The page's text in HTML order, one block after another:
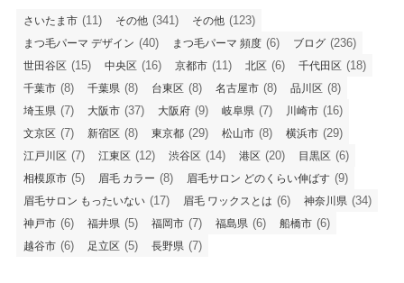
さいたま市 (11) その他 (341) その他 (123)
まつ毛パーマ デザイン (40) まつ毛パーマ 頻度 (6) ブログ (236)
世田谷区 (15) 中央区 (16) 京都市 (11) 北区 (6) 千代田区 (18)
千葉市 (8) 千葉県 (8) 台東区 (8) 名古屋市 (8) 品川区 (8)
埼玉県 (7) 大阪市 (37) 大阪府 (9) 岐阜県 (7) 川崎市 (16)
文京区 (7) 新宿区 (8) 東京都 (29) 松山市 (8) 横浜市 (29)
江戸川区 (7) 江東区 (12) 渋谷区 (14) 港区 (20) 目黒区 (6)
相模原市 (5) 眉毛 カラー (8) 眉毛サロン どのくらい伸ばす (9)
眉毛サロン もったいない (17) 眉毛 ワックスとは (6) 神奈川県 (34)
神戸市 (6) 福井県 (5) 福岡市 (7) 福島県 (6) 船橋市 (6)
越谷市 (6) 足立区 (5) 長野県 (7)